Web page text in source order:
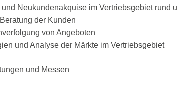
Neukundenakquise im Vertriebsgebiet rund
der Kunden
von Angeboten
und Analyse der Märkte im Vertriebsgebiet
und Messen